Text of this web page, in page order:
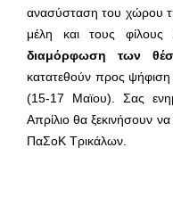
ανασύσταση του χώρου
μέλη και τους
διαμόρφωση των
κατατεθούν προς
(15-17 Μαϊου). Σας
Απρίλιο θα ξεκινήσουν
ΠαΣοΚ Τρικάλων.